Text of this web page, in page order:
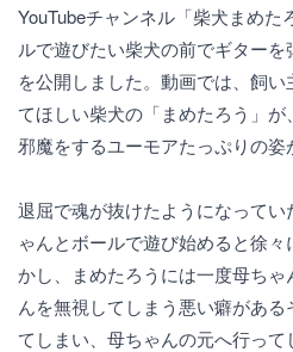
YouTubeチャンネル「柴犬まめ
ルで遊びたい柴犬の前でギター
を公開しました。動画では、飼
てほしい柴犬の「まめたろう」
邪魔をするユーモアたっぷりの姿
退屈で魂が抜けたようになって
ゃんとボールで遊び始めると徐
かし、まめたろうには一度母ち
んを無視してしまう悪い癖があ
てしまい、母ちゃんの元へ行っ